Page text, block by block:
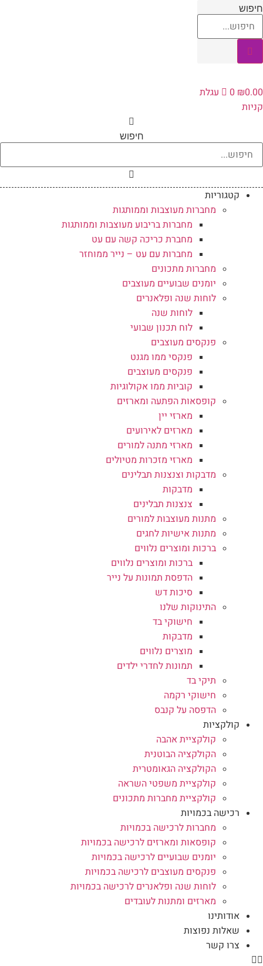
דלג
לתוכן
חיפוש
₪0.00
0
עגלת
קניות
חיפוש
קטגוריות
מחברות מעוצבות וממותגות
מחברות בריבוע מעוצבות וממותגות
מחברת כריכה קשה עם עט
מחברות עם עט – נייר ממוחזר
מחברות מתכונים
יומנים שבועיים מעוצבים
לוחות שנה ופלאנרים
לוחות שנה
לוח תכנון שבועי
פנקסים מעוצבים
פנקסי ממו מגנט
פנקסים מעוצבים
קוביות ממו אקולוגיות
קופסאות הפתעה ומארזים
מארזי יין
מארזים לאירועים
מארזי מתנה למורים
מארזי מזכרות מטיולים
מדבקות וצנצנות תבלינים
מדבקות
צנצנות תבלינים
מתנות מעוצבות למורים
מתנות אישיות לחגים
ברכות ומוצרים נלווים
ברכות ומוצרים נלווים
הדפסת תמונות על נייר
סיכות דש
התינוקות שלנו
חישוקי בד
מדבקות
מוצרים נלווים
תמונות לחדרי ילדים
תיקי בד
חישוקי רקמה
הדפסה על קנבס
קולקציות
קולקציית אהבה
הקולקציה הבוטנית
הקולקציה הגאומטרית
קולקציית משפטי השראה
קולקציית מחברות מתכונים
רכישה בכמויות
מחברות לרכישה בכמויות
קופסאות ומארזים לרכישה בכמויות
יומנים שבועיים לרכישה בכמויות
פנקסים מעוצבים לרכישה בכמויות
לוחות שנה ופלאנרים לרכישה בכמויות
מארזים ומתנות לעובדים
אודותינו
שאלות נפוצות
צרו קשר